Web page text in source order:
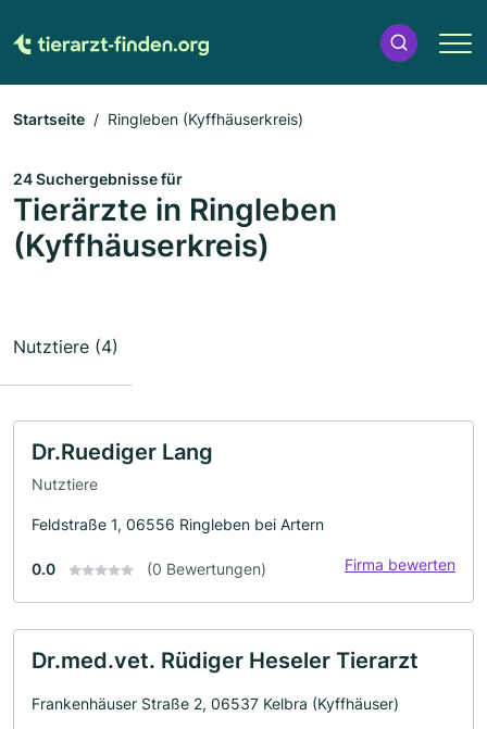
Startseite Ringleben (Kyffhäuserkreis)
24 Suchergebnisse für
Tierärzte in Ringleben
(Kyffhäuserkreis)
Nutztiere (4)
Dr.Ruediger Lang
Nutztiere
Feldstraße 1, 06556 Ringleben bei Artern
0.0 (0 Bewertungen) Firma bewerten
Dr.med.vet. Rüdiger Heseler Tierarzt
Frankenhäuser Straße 2, 06537 Kelbra (Kyffhäuser)